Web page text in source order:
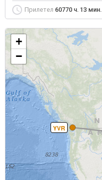
Прилетел 60770 ч. 13 мин.
YVR
+
−